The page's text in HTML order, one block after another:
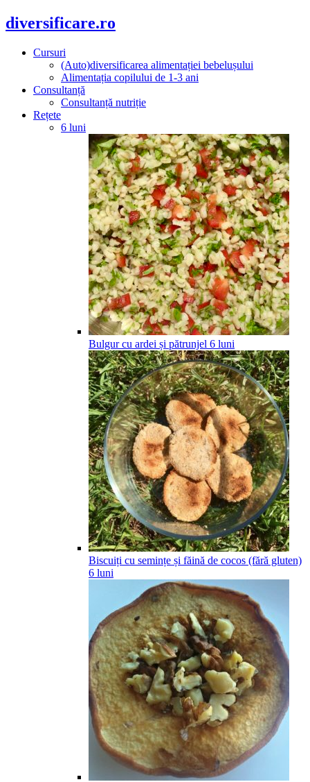
diversificare.ro
Cursuri
(Auto)diversificarea alimentației bebelușului
Alimentația copilului de 1-3 ani
Consultanță
Consultanță nutriție
Rețete
6 luni
Bulgur cu ardei și pătrunjel 6 luni
Biscuiți cu semințe și făină de cocos (fără gluten)
6 luni